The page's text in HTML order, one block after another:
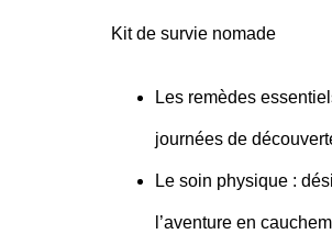
Kit de survie nomade
Les remèdes
journées de
Le soin physique:
l’aventure en